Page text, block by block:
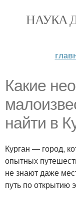
НАУКА
Какие
найти в
Курган — город,
опытных
не знают даже
путь по открытию